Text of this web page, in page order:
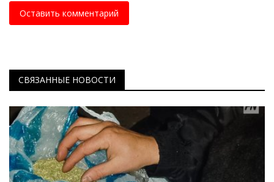
Оставить комментарий
СВЯЗАННЫЕ НОВОСТИ